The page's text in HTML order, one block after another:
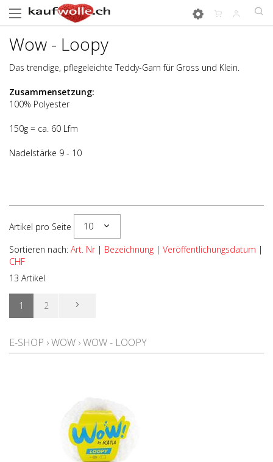
Wow - Loopy
Das trendige, pflegeleichte Teddy-Garn für Gross und Klein.
Zusammensetzung:
100% Polyester
150g = ca. 60 Lfm
Nadelstärke 9 - 10
Artikel pro Seite
10
Sortieren nach: Art. Nr| Bezeichnung | Veröffentlichungsdatum |
CHF
13 Artikel
1 2
E-SHOP ›WOW ›WOW - LOOPY